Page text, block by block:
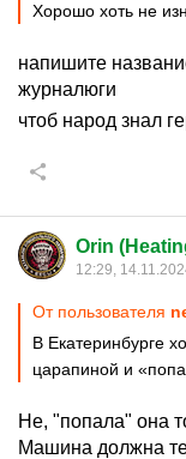
Хорошо хоть не
напишите
журналюги
чтоб народ знал
Orin
12:29,
От пользователя
В Екатеринбурге
царапиной и
Не, "попала" она
Машина должна